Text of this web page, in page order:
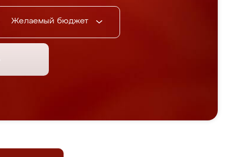
Желаемый бюджет